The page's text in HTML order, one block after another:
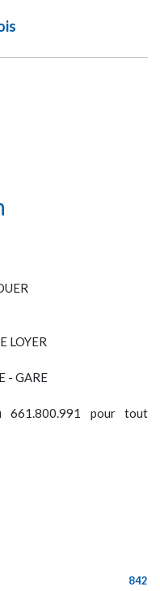
LOYER
- GARE
661.800.991 pour tout
842